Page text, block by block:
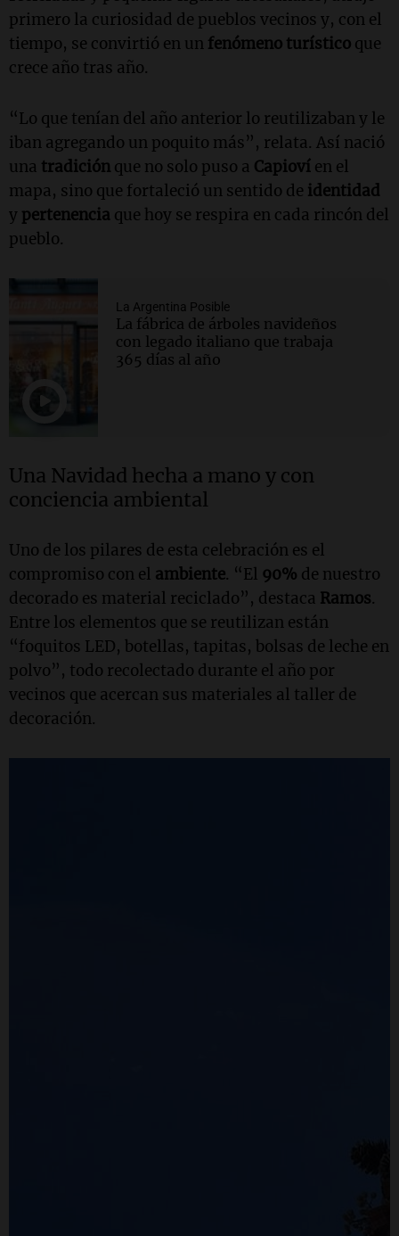
primero la curiosidad de pueblos vecinos y, con el
tiempo, se convirtió en un fenómeno turístico que
crece año tras año.
“Lo que tenían del año anterior lo reutilizaban y le
iban agregando un poquito más”, relata. Así nació
una tradición que no solo puso a Capioví en el
mapa, sino que fortaleció un sentido de identidad
y pertenencia que hoy se respira en cada rincón del
pueblo.
La Argentina Posible
La fábrica de árboles navideños
con legado italiano que trabaja
365 días al año
Una Navidad hecha a mano y con
conciencia ambiental
Uno de los pilares de esta celebración es el
compromiso con el ambiente. “El 90% de nuestro
decorado es material reciclado”, destaca Ramos.
Entre los elementos que se reutilizan están
“foquitos LED, botellas, tapitas, bolsas de leche en
polvo”, todo recolectado durante el año por
vecinos que acercan sus materiales al taller de
decoración.